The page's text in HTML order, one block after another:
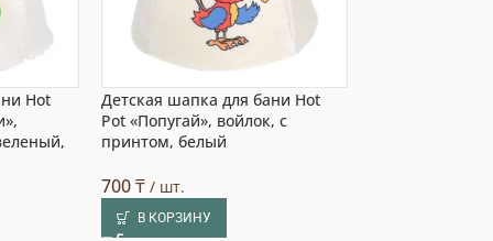
Hot
Детская шапка для бани Hot
Pot «Попугай», войлок, с
принтом, белый
700₸/ шт.
В КОРЗИНУ